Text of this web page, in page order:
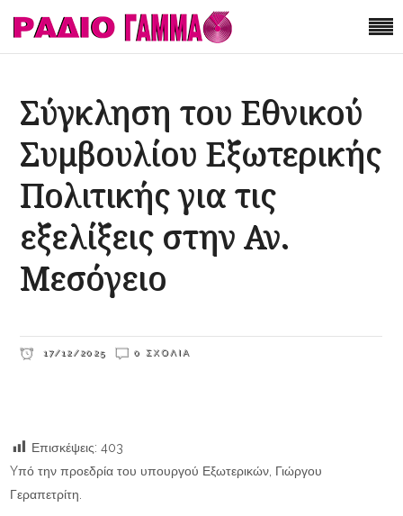
Σύγκληση του Εθνικού
Συμβουλίου Εξωτερικής
Πολιτικής για τις
εξελίξεις στην Αν.
Μεσόγειο
17/12/2025 0 ΣΧΌΛΙΑ
Επισκέψεις: 403
Yπό την προεδρία του υπουργού Εξωτερικών, Γιώργου
Γεραπετρίτη.